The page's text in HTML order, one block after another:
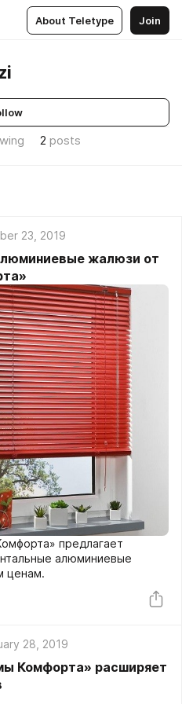
About Teletype Join
2 posts
23, 2019
жалюзи от
предлагает
алюминиевые
ценам.
28, 2019
Комфорта» расширяет